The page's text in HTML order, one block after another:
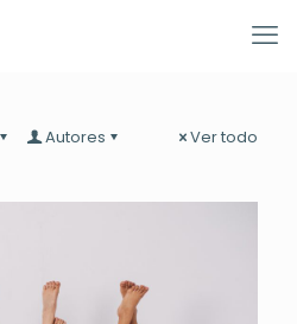
Autores Ver todo